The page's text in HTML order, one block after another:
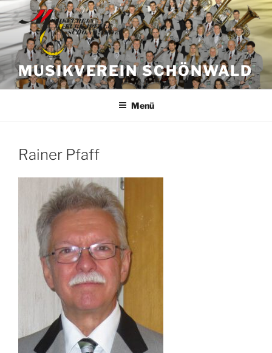
Zum
Inhalt
springen
MUSIKVEREIN SCHÖNWALD
Menü
Rainer Pfaff